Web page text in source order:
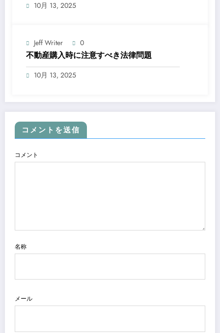
10月 13, 2025
Jeff Writer 0
不動産購入時に注意すべき法律問題
10月 13, 2025
コメントを送信
コメント
名称
メール